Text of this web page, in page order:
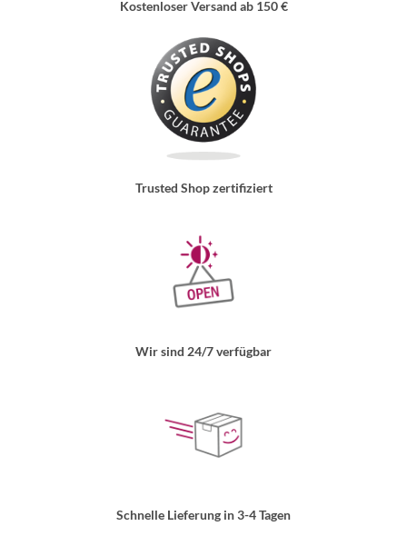
Kostenloser Versand ab 150 €
Trusted Shop zertifiziert
Wir sind 24/7 verfügbar
Schnelle Lieferung in 3-4 Tagen